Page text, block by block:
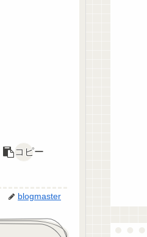
コピー
blogmaster